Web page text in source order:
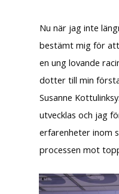
Nu när jag inte
bestämt mig för
en ung lovande
dotter till min
Susanne
utvecklas och jag
erfarenheter inom
processen mot